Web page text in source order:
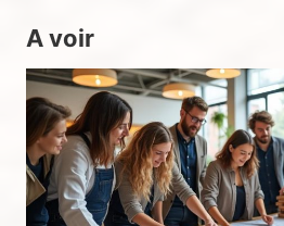
A voir